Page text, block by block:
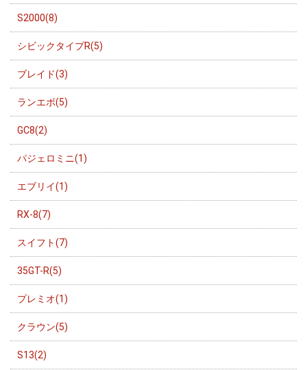
S2000(8)
シビックタイプR(5)
ブレイド(3)
ランエボ(5)
GC8(2)
パジェロミニ(1)
エブリイ(1)
RX-8(7)
スイフト(7)
35GT-R(5)
プレミオ(1)
クラウン(5)
S13(2)